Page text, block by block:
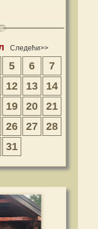
Следећи>>
5 6
7
12 13
14
19 20
21
26 27
28
31